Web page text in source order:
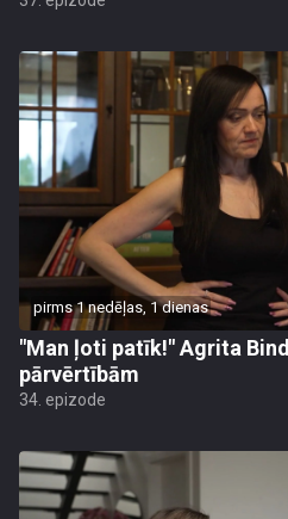
pirms 1 nedēļas, 1 dienas
"Man ļoti patīk!" Agrita
pārvērtībām
34. epizode